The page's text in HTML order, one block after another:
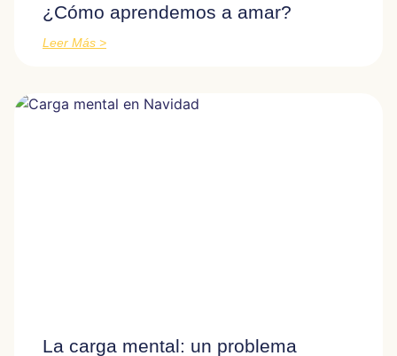
¿Cómo aprendemos a amar?
Leer Más >
La carga mental: un problema